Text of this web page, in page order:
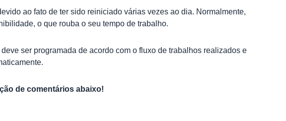
ao fato de ter sido reiniciado várias vezes ao dia. Normalmente,
o que rouba o seu tempo de trabalho.
ser programada de acordo com o fluxo de trabalhos realizados e
de comentários abaixo!